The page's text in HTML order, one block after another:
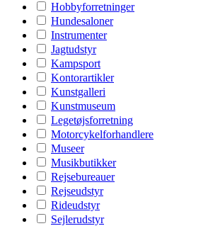
Hobbyforretninger
Hundesaloner
Instrumenter
Jagtudstyr
Kampsport
Kontorartikler
Kunstgalleri
Kunstmuseum
Legetøjsforretning
Motorcykelforhandlere
Museer
Musikbutikker
Rejsebureauer
Rejseudstyr
Rideudstyr
Sejlerudstyr